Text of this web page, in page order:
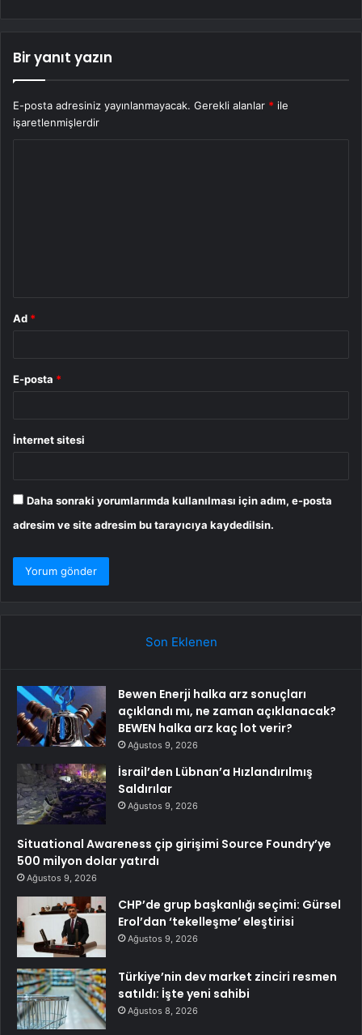
Bir yanıt yazın
E-posta adresiniz yayınlanmayacak. Gerekli alanlar * ile
işaretlenmişlerdir
Ad *
E-posta *
İnternet sitesi
Daha sonraki yorumlarımda kullanılması için adım, e-posta
adresim ve site adresim bu tarayıcıya kaydedilsin.
Son Eklenen
Bewen Enerji halka arz sonuçları
açıklandı mı, ne zaman açıklanacak?
BEWEN halka arz kaç lot verir?
Ağustos 9, 2026
İsrail’den Lübnan’a Hızlandırılmış
Saldırılar
Ağustos 9, 2026
Situational Awareness çip girişimi Source Foundry’ye
500 milyon dolar yatırdı
Ağustos 9, 2026
CHP’de grup başkanlığı seçimi: Gürsel
Erol’dan ‘tekelleşme’ eleştirisi
Ağustos 9, 2026
Türkiye’nin dev market zinciri resmen
satıldı: İşte yeni sahibi
Ağustos 8, 2026